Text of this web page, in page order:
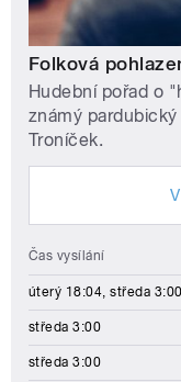
Folková
Hudební pořad o
známý
Troníček.
Čas vysílání
úterý 18:04, středa 3:00
středa 3:00
středa 3:00